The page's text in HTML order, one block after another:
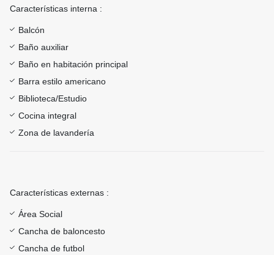
Características interna :
Balcón
Baño auxiliar
Baño en habitación principal
Barra estilo americano
Biblioteca/Estudio
Cocina integral
Zona de lavandería
Características externas :
Área Social
Cancha de baloncesto
Cancha de futbol